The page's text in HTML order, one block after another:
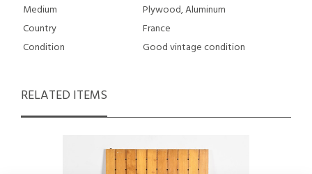
Medium
Plywood, Aluminum
Country
France
Condition
Good vintage condition
RELATED ITEMS